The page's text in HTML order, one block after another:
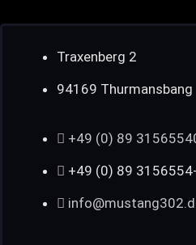
Traxenberg 2
94169 Thurmansbang
+49 (0) 89
+49 (0) 89